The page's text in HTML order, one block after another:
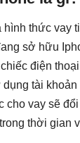
hình thức vay
sở hữu
điện
tài
cho vay sẽ
thời gian